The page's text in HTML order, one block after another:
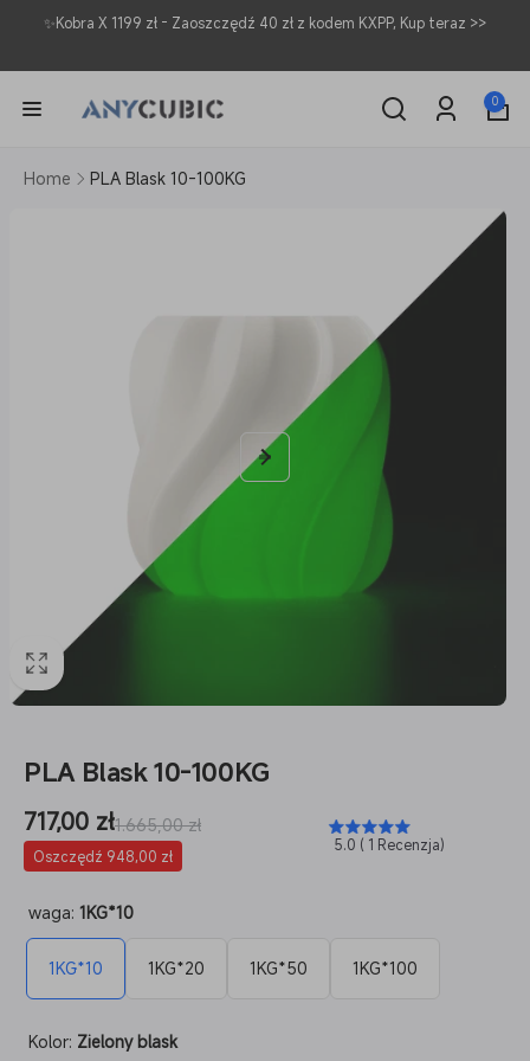
✨Kobra X 1199 zł - Zaoszczędź 40 zł z kodem KXPP, Kup teraz >>
Zaloguj
0
pozycje(-
Home PLA Blask 10-100KG
aby
PLA Blask 10-100KG
Cena
sprzedaży
717,00 zł
Cena
regularna
1.665,00 zł
Oszczędź 948,00 zł
5.0 ( 1 Recenzja)
waga: 1KG*10
1KG*10 1KG*20 1KG*50 1KG*100
Kolor: Zielony blask